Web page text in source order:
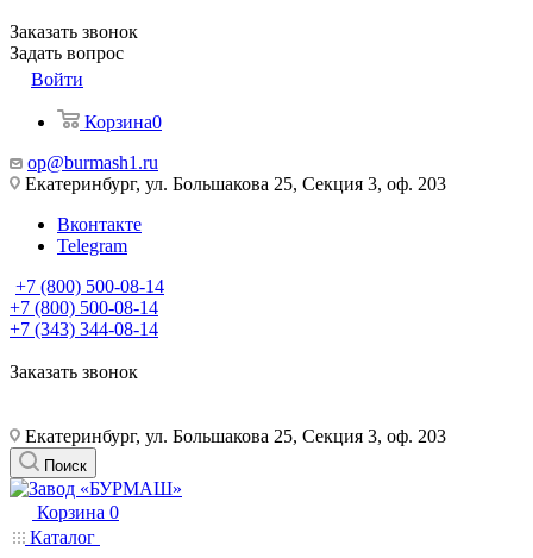
Заказать звонок
Задать вопрос
Войти
Корзина0
op@burmash1.ru
Екатеринбург, ул. Большакова 25, Секция 3, оф. 203
Вконтакте
Telegram
+7 (800) 500-08-14
+7 (800) 500-08-14
+7 (343) 344-08-14
Заказать звонок
Екатеринбург, ул. Большакова 25, Секция 3, оф. 203
Поиск
Корзина 0
Каталог